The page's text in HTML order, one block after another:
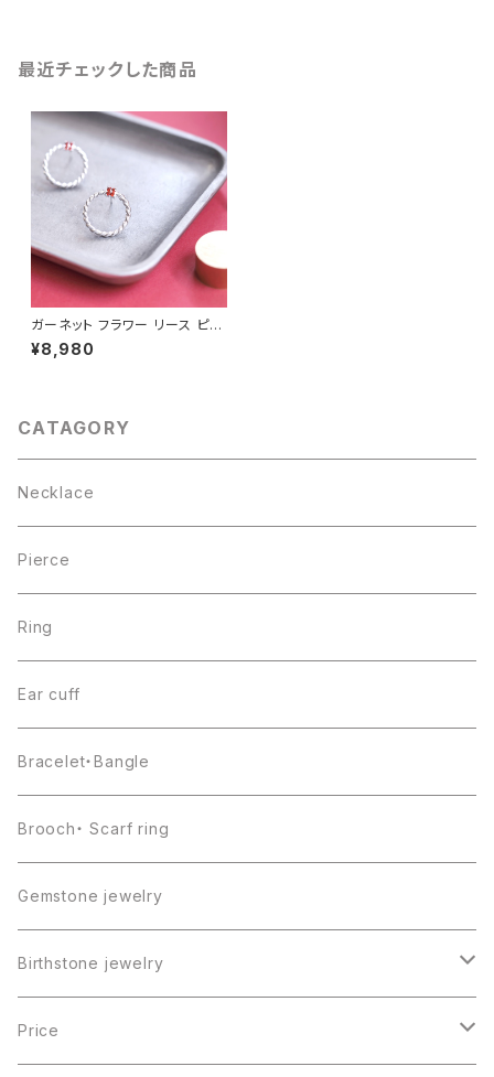
最近チェックした商品
ガーネット フラワー リース ピア
ス シルバー925
¥8,980
CATAGORY
Necklace
Pierce
Ring
Ear cuff
Bracelet・Bangle
Brooch・ Scarf ring
Gemstone jewelry
Birthstone jewelry
１月・ガーネット
Price